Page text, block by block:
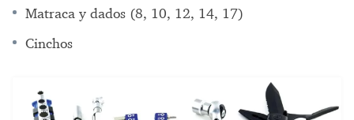
Matraca y dados (8, 10, 12, 14, 17)
Cinchos